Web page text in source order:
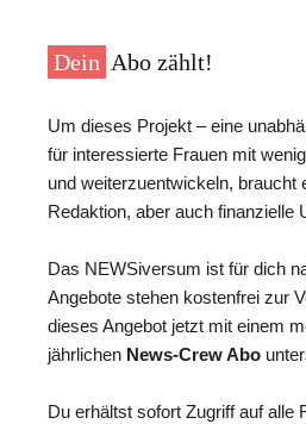
Dein Abo zählt!
Um dieses Projekt – eine
für interessierte Frauen mit
und weiterzuentwickeln, braucht
Redaktion, aber auch finanzielle
Das NEWSiversum ist für dich
Angebote stehen kostenfrei zur
dieses Angebot jetzt mit einem
jährlichen News-Crew Abo
Du erhältst sofort Zugriff auf alle